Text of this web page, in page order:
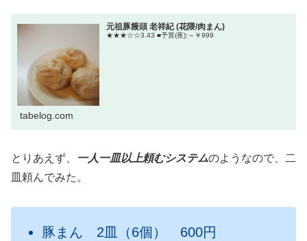
元祖豚饅頭 老祥紀 (花隈/肉まん)
★★★☆☆3.43 ■予算(夜):～￥999
tabelog.com
とりあえず、 一人一皿以上頼むシステムのようなので、二
皿頼んでみた。
豚まん 2皿（6個） 600円